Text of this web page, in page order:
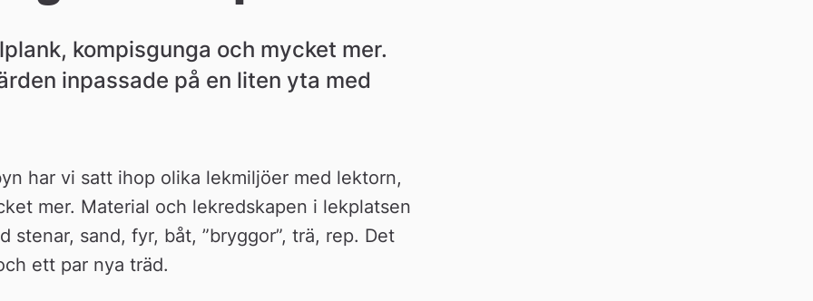
kompisgunga och mycket mer.
inpassade på en liten yta med
har vi satt ihop olika lekmiljöer med lektorn,
mer. Material och lekredskapen i lekplatsen
stenar, sand, fyr, båt, ”bryggor”, trä, rep. Det
ett par nya träd.